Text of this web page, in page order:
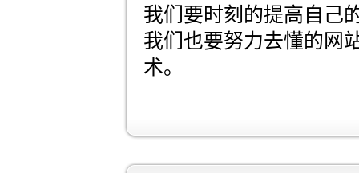
我们要时刻的提高自己
我们也要努力去懂的网
术。